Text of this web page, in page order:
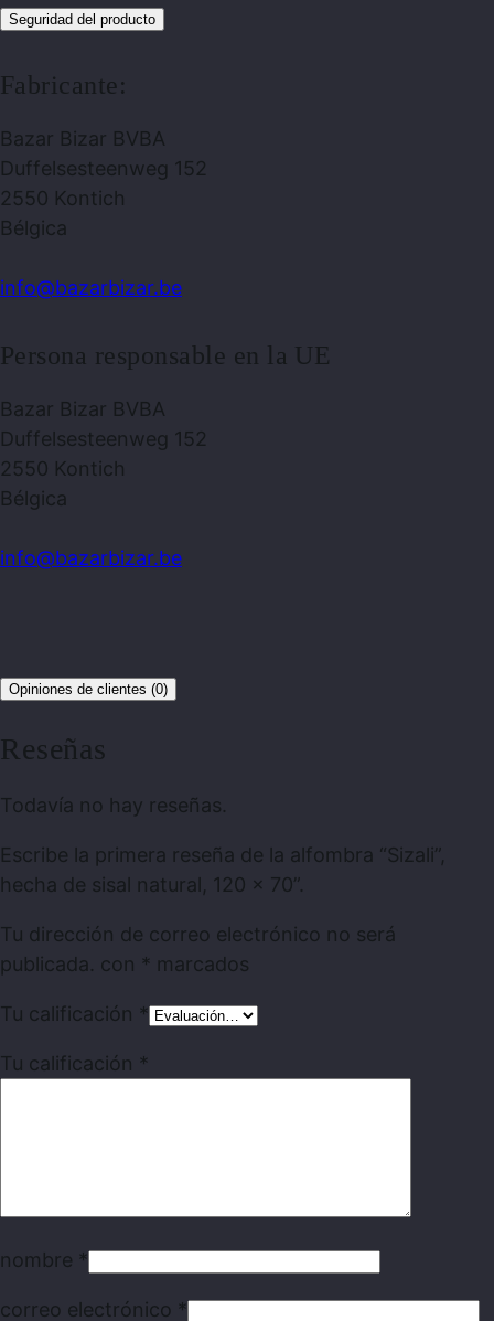
Seguridad del producto
Fabricante:
Bazar Bizar BVBA
Duffelsesteenweg 152
2550 Kontich
Bélgica
info@bazarbizar.be
Persona responsable en la UE
Bazar Bizar BVBA
Duffelsesteenweg 152
2550 Kontich
Bélgica
info@bazarbizar.be
Opiniones de clientes (0)
Reseñas
Todavía no hay reseñas.
Escribe la primera reseña de la alfombra “Sizali”,
hecha de sisal natural, 120 x 70”.
Tu dirección de correo electrónico no será
publicada. con * marcados
Tu calificación *
Tu calificación *
nombre *
correo electrónico *